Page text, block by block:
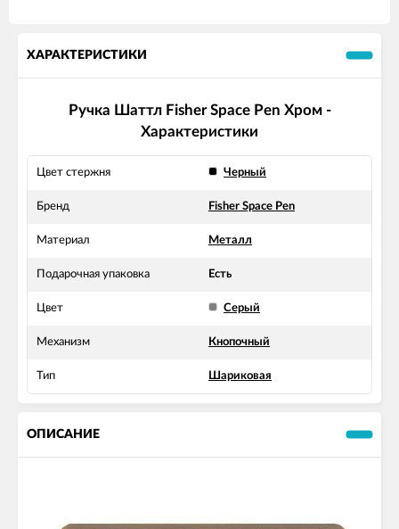
ХАРАКТЕРИСТИКИ
Ручка Шаттл Fisher Space Pen Хром -
Характеристики
Цвет стержня Черный
Бренд Fisher Space Pen
Материал Металл
Подарочная упаковка Есть
Цвет Серый
Механизм Кнопочный
Тип Шариковая
ОПИСАНИЕ